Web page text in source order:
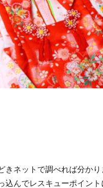
ネットで調べれば分か
んでレスキューポイント